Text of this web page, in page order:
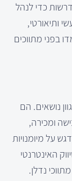
כדי לנהל
ותיאורטי,
בפני מתווכים
נושאים. הם
ומכירה,
על מיומנויות
האינטרנטי
נדלן.